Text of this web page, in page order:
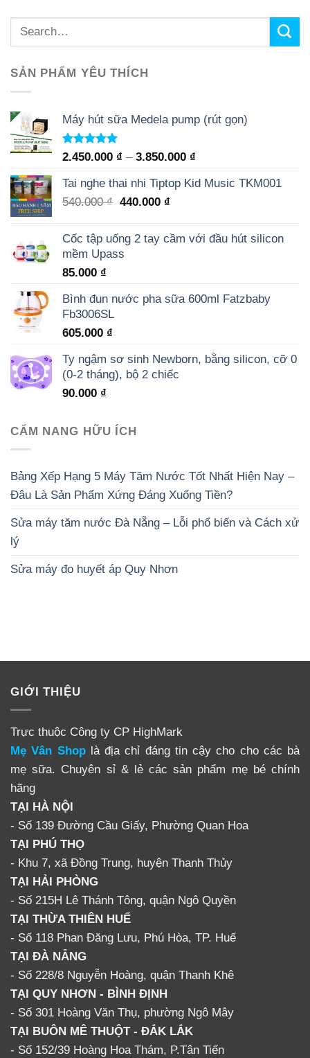
SẢN PHẨM YÊU THÍCH
Máy hút sữa Medela pump (rút gọn)
Rated 5.00
2.450.000 ₫ – 3.850.000 ₫
Tai nghe thai nhi Tiptop Kid Music TKM001
540.000₫ 440.000 ₫
Cốc tập uống 2 tay cầm với đầu hút silicon
mềm Upass
85.000 ₫
Bình đun nước pha sữa 600ml Fatzbaby
Fb3006SL
605.000 ₫
Ty ngậm sơ sinh Newborn, bằng silicon, cỡ 0
(0-2 tháng), bộ 2 chiếc
90.000 ₫
CẨM NANG HỮU ÍCH
Bảng Xếp Hạng 5 Máy Tăm Nước Tốt Nhất Hiện Nay –
Đâu Là Sản Phẩm Xứng Đáng Xuống Tiền?
Sửa máy tăm nước Đà Nẵng – Lỗi phổ biến và Cách xử
lý
Sửa máy đo huyết áp Quy Nhơn
GIỚI THIỆU
Trực thuộc Công ty CP HighMark
Mẹ Vân Shoplà địa chỉ đáng tin cậy cho cho các bà
mẹ sữa. Chuyên sỉ & lẻ các sản phẩm mẹ bé chính
hãng
TẠI HÀ NỘI
- Số 139 Đường Cầu Giấy, Phường Quan Hoa
TẠI PHÚ THỌ
- Khu 7, xã Đồng Trung, huyện Thanh Thủy
TẠI HẢI PHÒNG
- Số 215H Lê Thánh Tông, quận Ngô Quyền
TẠI THỪA THIÊN HUẾ
- Số 118 Phan Đăng Lưu, Phú Hòa, TP. Huế
TẠI ĐÀ NẴNG
- Số 228/8 Nguyễn Hoàng, quận Thanh Khê
TẠI QUY NHƠN - BÌNH ĐỊNH
- Số 301 Hoàng Văn Thụ, phường Ngô Mây
TẠI BUÔN MÊ THUỘT - ĐẮK LẮK
- Số 152/39 Hoàng Hoa Thám, P.Tân Tiến